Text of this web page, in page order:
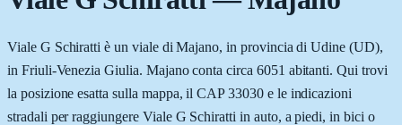
Viale G Schiratti è un viale di Majano, in provincia di Udine (UD),
in Friuli-Venezia Giulia. Majano conta circa 6051 abitanti. Qui trovi
la posizione esatta sulla mappa, il CAP 33030 e le indicazioni
stradali per raggiungere Viale G Schiratti in auto, a piedi, in bici o